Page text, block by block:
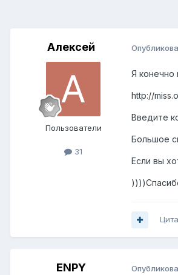
Алексей
Пользователи
31
Я конечно
http://
Введите
Большое
Если вы
ENPY